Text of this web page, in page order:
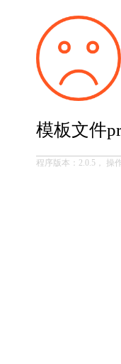
模板文件
程序版本：2.0.5， 操